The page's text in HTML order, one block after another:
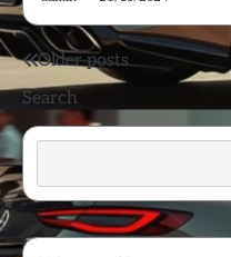
Posts
navigation
Older posts
Search